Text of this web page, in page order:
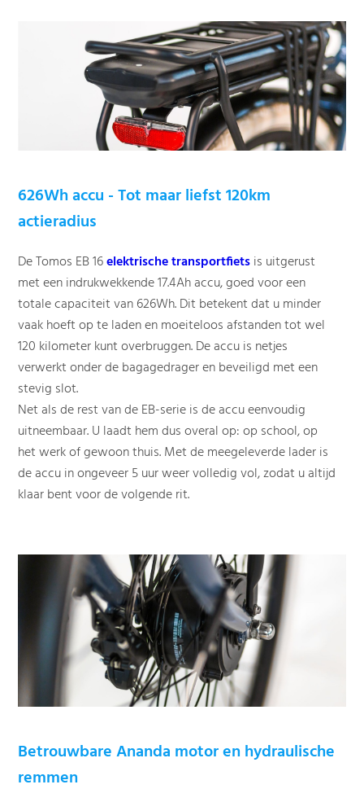
626Wh accu - Tot maar liefst 120km
actieradius
De Tomos EB 16elektrische transportfietsis uitgerust
met een indrukwekkende 17.4Ah accu, goed voor een
totale capaciteit van 626Wh. Dit betekent dat u minder
vaak hoeft op te laden en moeiteloos afstanden tot wel
120 kilometer kunt overbruggen. De accu is netjes
verwerkt onder de bagagedrager en beveiligd met een
stevig slot.
Net als de rest van de EB-serie is de accu eenvoudig
uitneembaar. U laadt hem dus overal op: op school, op
het werk of gewoon thuis. Met de meegeleverde lader is
de accu in ongeveer 5 uur weer volledig vol, zodat u altijd
klaar bent voor de volgende rit.
Betrouwbare Ananda motor en hydraulische
remmen